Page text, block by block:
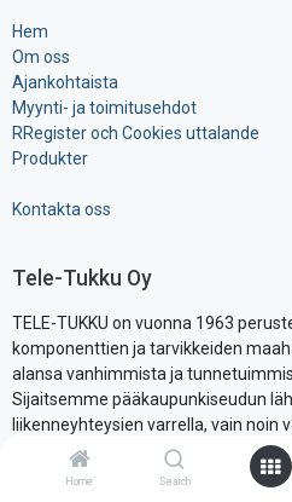
Home Search
Hem
Om oss
Ajankohtaista
Myynti- ja toimitusehdot
RRegister och Cookies uttalande
Produkter
Kontakta oss
Tele-Tukku Oy
TELE-TUKKU on vuonna 1963
komponenttien ja tarvikkeiden
alansa vanhimmista ja
Sijaitsemme pääkaupunkiseudun
liikenneyhteysien varrella, vain noin
Asiantunteva henkilökuntamme
varastonimikkeen valikoimamme